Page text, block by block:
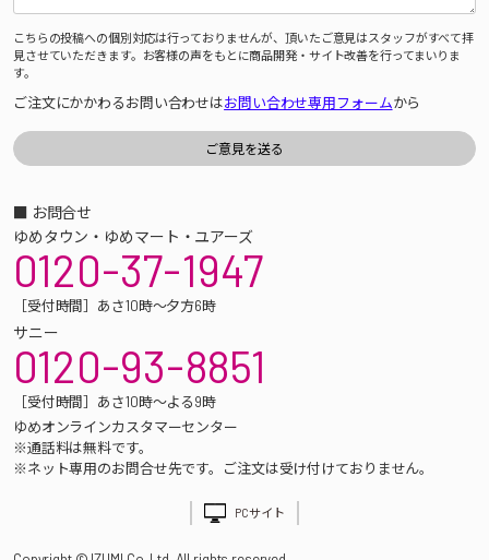
こちらの投稿への個別対応は行っておりませんが、頂いたご意見はスタッフがすべて拝
見させていただきます。お客様の声をもとに商品開発・サイト改善を行ってまいりま
す。
ご注文にかかわるお問い合わせはお問い合わせ専用フォームから
■ お問合せ
ゆめタウン・ゆめマート・ユアーズ
0120-37-1947
［受付時間］あさ10時～夕方6時
サニー
0120-93-8851
［受付時間］あさ10時～よる9時
ゆめオンラインカスタマーセンター
※通話料は無料です。
※ネット専用のお問合せ先です。ご注文は受け付けておりません。
PCサイト